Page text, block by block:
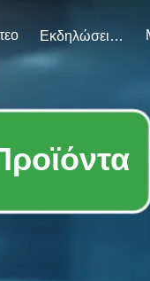
Εκδηλώσεις